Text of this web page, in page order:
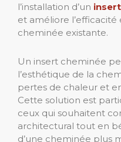
l’installation d’un
et améliore
cheminée existante.
Un insert cheminée
l’esthétique de la
pertes de chaleur et
Cette solution est
ceux qui souhaitent
architectural tout en
d’une cheminée plus